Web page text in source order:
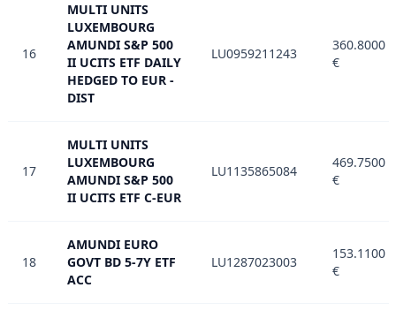
16
MULTI UNITS
LUXEMBOURG
AMUNDI S&P 500
II UCITS ETF DAILY
HEDGED TO EUR -
DIST
LU0959211243
360.8000
€
17
MULTI UNITS
LUXEMBOURG
AMUNDI S&P 500
II UCITS ETF C-EUR
LU1135865084
469.7500
€
18
AMUNDI EURO
GOVT BD 5-7Y ETF
ACC
LU1287023003
153.1100
€